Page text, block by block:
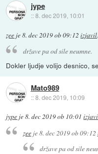
jype
::8. dec 2019, 10:01
zee je8. dec 2019 ob 09:12 izjavil
države pa od sile neumne.
Dokler ljudje volijo desnico,
Mato989
::8. dec 2019, 10:09
jype je8. dec 2019 ob 10:01
zeeje8. dec 2019 ob 09:12
države pa od sile